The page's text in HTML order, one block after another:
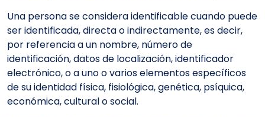
Una persona se considera identificable cuando puede
ser identificada, directa o indirectamente, es decir,
por referencia a un nombre, número de
identificación, datos de localización, identificador
electrónico, o a uno o varios elementos específicos
de su identidad física, fisiológica, genética, psíquica,
económica, cultural o social.